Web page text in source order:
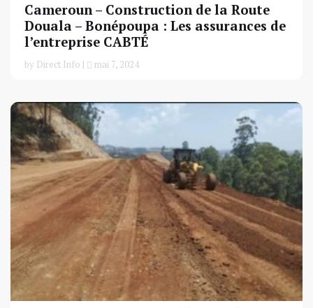
Cameroun – Construction de la Route
Douala – Bonépoupa : Les assurances de
l’entreprise CABTÉ
by Direct Info | mai 7, 2024